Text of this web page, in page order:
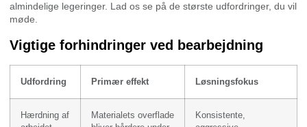
almindelige legeringer. Lad os se på de største udfordringer, du vil
møde.
Vigtige forhindringer ved bearbejdning
Udfordring Primær effekt Løsningsfokus
Hærdning af
Materialets overflade
Konsistente,